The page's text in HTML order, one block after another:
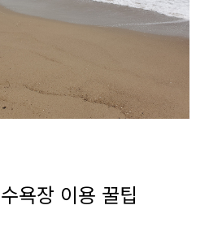
욕장 이용 꿀팁